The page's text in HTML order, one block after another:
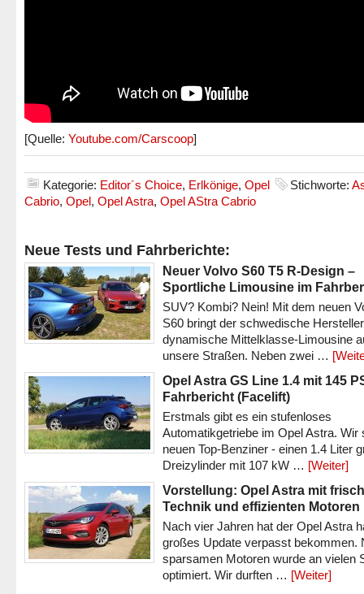
[Quelle: Youtube.com/Carscoop]
Kategorie: Editor´s Choice, Erlkönige, Opel Stichworte:
Cabrio, Opel, Opel Astra, Opel AStra Cabrio
Neue Tests und Fahrberichte:
Neuer Volvo S60 T5 R-Design –
Sportliche Limousine im
SUV? Kombi? Nein! Mit dem neuen
S60 bringt der schwedische
dynamische Mittelklasse-Limousine
unsere Straßen. Neben zwei …
Opel Astra GS Line 1.4 mit 145
Fahrbericht (Facelift)
Erstmals gibt es ein stufenloses
Automatikgetriebe im Opel Astra. Wir
neuen Top-Benziner - einen 1.4 Liter
Dreizylinder mit 107 kW … [Weiter]
Vorstellung: Opel Astra mit
Technik und effizienten Motoren
Nach vier Jahren hat der Opel Astra
großes Update verpasst bekommen.
sparsamen Motoren wurde an vielen
optimiert. Wir durften … [Weiter]